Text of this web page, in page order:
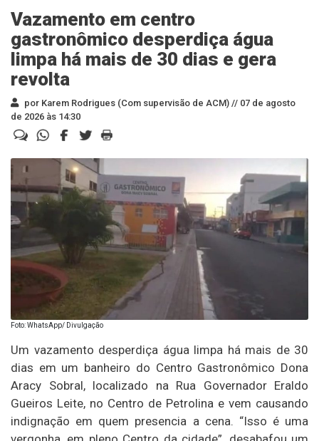
Vazamento em centro
gastronômico desperdiça água
limpa há mais de 30 dias e gera
revolta
por Karem Rodrigues (Com supervisão de ACM) // 07 de agosto
de 2026 às 14:30
Foto: WhatsApp/ Divulgação
Um vazamento desperdiça água limpa há mais de 30
dias em um banheiro do Centro Gastronômico Dona
Aracy Sobral, localizado na Rua Governador Eraldo
Gueiros Leite, no Centro de Petrolina e vem causando
indignação em quem presencia a cena. “Isso é uma